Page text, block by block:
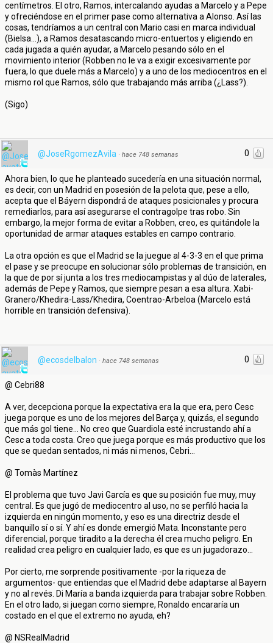
centímetros. El otro, Ramos, intercalando ayudas a Marcelo y a Pepe
y ofreciéndose en el primer pase como alternativa a Alonso. Así las
cosas, tendríamos a un central con Mario casi en marca individual
(Bielsa...), a Ramos desatascando micro-entuertos y eligiendo en
cada jugada a quién ayudar, a Marcelo pesando sólo en el
movimiento interior (Robben no le va a exigir excesivamente por
fuera, lo que duele más a Marcelo) y a uno de los mediocentros en el
mismo rol que Ramos, sólo que trabajando más arriba (¿Lass?).
(Sigo)
0
@JoseRgomezAvila · hace 748 semanas
Ahora bien, lo que he planteado sucedería en una situación normal,
es decir, con un Madrid en posesión de la pelota que, pese a ello,
acepta que el Báyern dispondrá de ataques posicionales y procura
remediarlos, para así asegurarse el contragolpe tras robo. Sin
embargo, la mejor forma de evitar a Robben, creo, es quitándole la
oportunidad de armar ataques estables en campo contrario.
La otra opción es que el Madrid se la juegue al 4-3-3 en el que prima
el pase y se preocupe en solucionar sólo problemas de transición, en
la que de por sí junta a los tres mediocampistas y al dúo de laterales,
además de Pepe y Ramos, que siempre pesan a esa altura. Xabi-
Granero/Khedira-Lass/Khedira, Coentrao-Arbeloa (Marcelo está
horrible en transición defensiva).
0
@ecosdelbalon · hace 748 semanas
@ Cebri88
A ver, decepciona porque la expectativa era la que era, pero Cesc
juega porque es uno de los mejores del Barça y, quizás, el segundo
que más gol tiene... No creo que Guardiola esté incrustando ahí a
Cesc a toda costa. Creo que juega porque es más productivo que los
que se quedan sentados, ni más ni menos, Cebri...
@ Tomàs Martínez
El problema que tuvo Javi García es que su posición fue muy, muy
central. Es que jugó de mediocentro al uso, no se perfiló hacia la
izquierda en ningún momento, y eso es una directriz desde el
banquillo sí o sí. Y ahí es donde emergió Mata. Inconstante pero
diferencial, porque tiradito a la derecha él crea mucho peligro. En
realidad crea peligro en cualquier lado, es que es un jugadorazo...
Por cierto, me sorprende positivamente -por la riqueza de
argumentos- que entiendas que el Madrid debe adaptarse al Bayern
y no al revés. Di María a banda izquierda para trabajar sobre Robben.
En el otro lado, si juegan como siempre, Ronaldo encararía un
costado en el que el extremo no ayuda, eh?
@ NSRealMadrid